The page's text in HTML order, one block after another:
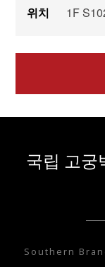
위치
1F
국립 고궁
Southern